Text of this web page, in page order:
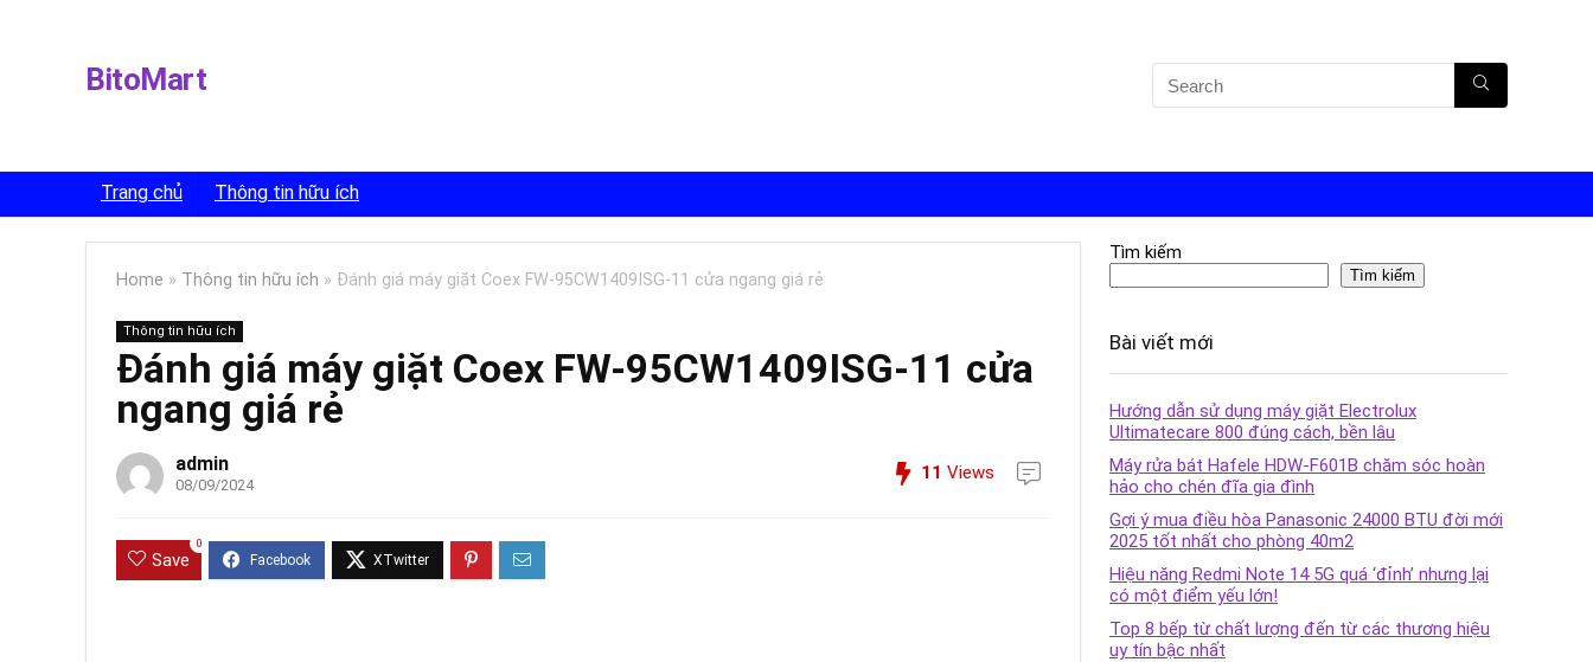
BitoMart
Trang chủ Thông tin hữu ích
Home » Thông tin hữu ích » Đánh giá máy giặt Coex FW-95CW1409ISG-11 cửa ngang giá rẻ
Thông tin hữu ích
Đánh giá máy giặt Coex FW-95CW1409ISG-11 cửa
ngang giá rẻ
admin
08/09/2024
11 Views
Save
0
Tìm kiếm
Tìm kiếm
Bài viết mới
Hướng dẫn sử dụng máy giặt Electrolux
Ultimatecare 800 đúng cách, bền lâu
Máy rửa bát Hafele HDW-F601B chăm sóc hoàn
hảo cho chén đĩa gia đình
Gợi ý mua điều hòa Panasonic 24000 BTU đời mới
2025 tốt nhất cho phòng 40m2
Hiệu năng Redmi Note 14 5G quá ‘đỉnh’ nhưng lại
có một điểm yếu lớn!
Top 8 bếp từ chất lượng đến từ các thương hiệu
uy tín bậc nhất